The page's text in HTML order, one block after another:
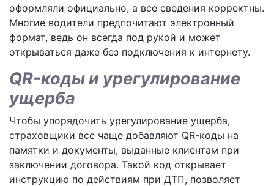
оформляли официально, а все сведения корректны.
Многие водители предпочитают электронный
формат, ведь он всегда под рукой и может
открываться даже без подключения к интернету.
QR-коды и урегулирование
ущерба
Чтобы упорядочить урегулирование ущерба,
страховщики все чаще добавляют QR-коды на
памятки и документы, выданные клиентам при
заключении договора. Такой код открывает
инструкцию по действиям при ДТП, позволяет